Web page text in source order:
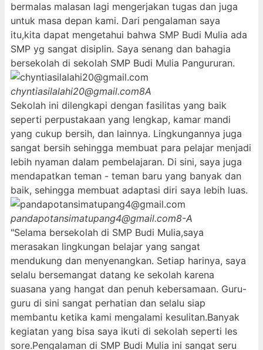
bermalas malasan lagi mengerjakan tugas dan juga
untuk masa depan kami. Dari pengalaman saya
itu,kita dapat mengetahui bahwa SMP Budi Mulia ada
SMP yg sangat disiplin. Saya senang dan bahagia
bersekolah di sekolah SMP Budi Mulia Pangururan.
chyntiasilalahi20@gmail.com8A
Sekolah ini dilengkapi dengan fasilitas yang baik
seperti perpustakaan yang lengkap, kamar mandi
yang cukup bersih, dan lainnya. Lingkungannya juga
sangat bersih sehingga membuat para pelajar menjadi
lebih nyaman dalam pembelajaran. Di sini, saya juga
mendapatkan teman - teman baru yang banyak dan
baik, sehingga membuat adaptasi diri saya lebih luas.
pandapotansimatupang4@gmail.com8-A
"Selama bersekolah di SMP Budi Mulia,saya
merasakan lingkungan belajar yang sangat
mendukung dan menyenangkan. Setiap harinya, saya
selalu bersemangat datang ke sekolah karena
suasana yang hangat dan penuh kebersamaan. Guru-
guru di sini sangat perhatian dan selalu siap
membantu ketika kami mengalami kesulitan.Banyak
kegiatan yang bisa saya ikuti di sekolah seperti les
sore.Pengalaman di SMP Budi Mulia ini sangat seru